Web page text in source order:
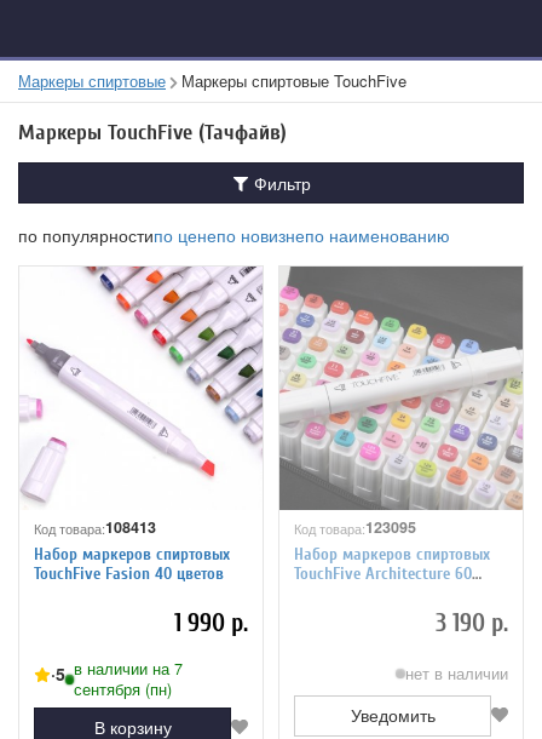
Маркеры спиртовые Маркеры спиртовые TouchFive
Маркеры TouchFive (Тачфайв)
Фильтр
по популярностипо ценепо новизнепо наименованию
Код товара:108413
Набор маркеров спиртовых
TouchFive Fasion 40 цветов
1 990 р.
5 в наличии на 7
сентября (пн)
В корзину
Код товара:123095
Набор маркеров спиртовых
TouchFive Architecture 60
3 190 р.
нет в наличии
Уведомить